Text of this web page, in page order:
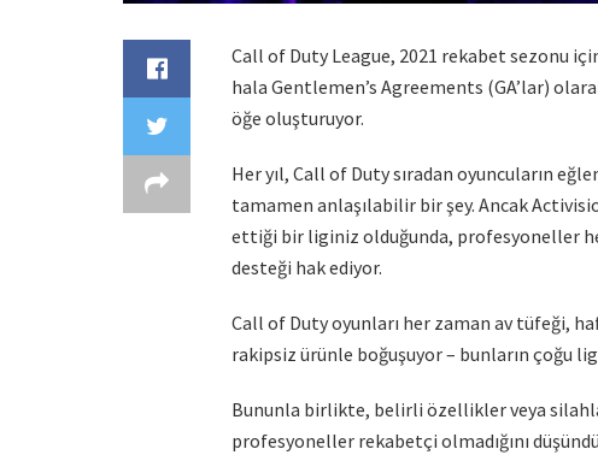
Call of Duty League, 2021 rekabet sezonu
hala Gentlemen’s Agreements (GA’lar)
öğe oluşturuyor.
Her yıl, Call of Duty sıradan oyuncuların
tamamen anlaşılabilir bir şey. Ancak
ettiği bir liginiz olduğunda, profesyoneller
desteği hak ediyor.
Call of Duty oyunları her zaman av tüfeği,
rakipsiz ürünle boğuşuyor – bunların çoğu
Bununla birlikte, belirli özellikler veya
profesyoneller rekabetçi olmadığını